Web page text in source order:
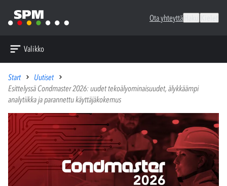
Ota yhteyttä
Valikko
Start
Uutiset
Esittelyssä Condmaster 2026: uudet tekoälyominaisuudet, älykkäämpi
analytiikka ja parannettu käyttäjäkokemus